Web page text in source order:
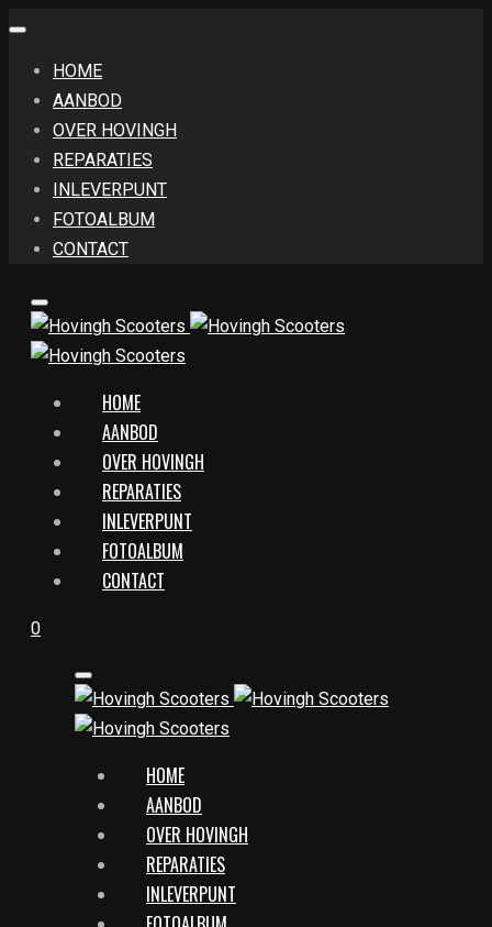
HOME
AANBOD
OVER HOVINGH
REPARATIES
INLEVERPUNT
FOTOALBUM
CONTACT
HOME
AANBOD
OVER HOVINGH
REPARATIES
INLEVERPUNT
FOTOALBUM
CONTACT
0
HOME
AANBOD
OVER HOVINGH
REPARATIES
INLEVERPUNT